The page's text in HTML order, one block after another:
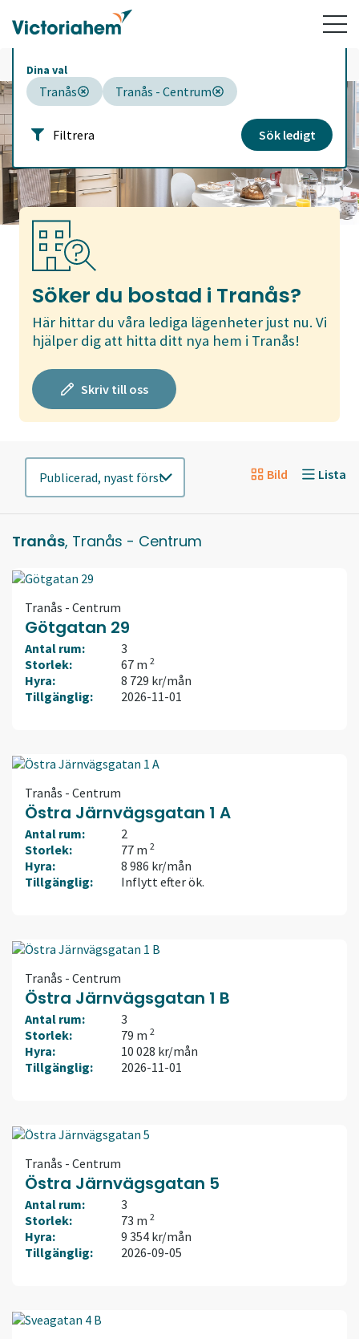
Hem Sök ledigt
Tranås - Centrum
Filtrera Sök ledigt
Dina val
Tranås Tranås - Centrum
Söker du bostad i Tranås?
Här hittar du våra lediga lägenheter just nu. Vi
hjälper dig att hitta ditt nya hem i Tranås!
Skriv till oss
Bild Lista
Tranås, Tranås - Centrum
Tranås - Centrum
Götgatan 29
Antal rum:
3
Storlek:
67 m 2
Hyra:
8 729 kr/mån
Tillgänglig:
2026-11-01
Tranås - Centrum
Östra Järnvägsgatan 1 A
Antal rum:
2
Storlek:
77 m 2
Hyra:
8 986 kr/mån
Tillgänglig:
Inflytt efter ök.
Tranås - Centrum
Östra Järnvägsgatan 1 B
Antal rum:
3
Storlek:
79 m 2
Hyra:
10 028 kr/mån
Tillgänglig:
2026-11-01
Tranås - Centrum
Östra Järnvägsgatan 5
Antal rum:
3
Storlek:
73 m 2
Hyra:
9 354 kr/mån
Tillgänglig:
2026-09-05